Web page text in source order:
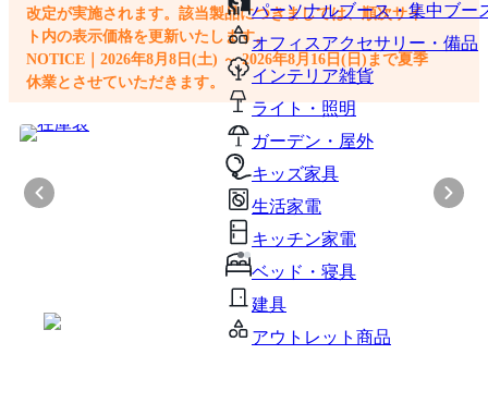
パーソナルブース・集中ブー
オフィスアクセサリー・備品
インテリア雑貨
ライト・照明
ガーデン・屋外
キッズ家具
生活家電
キッチン家電
ベッド・寝具
建具
アウトレット商品
改定が実施されます。該当製品につきましては、順次サイ
ト内の表示価格を更新いたします。
NOTICE｜2026年8月8日(土) ～ 2026年8月16日(日)まで夏季
休業とさせていただきます。